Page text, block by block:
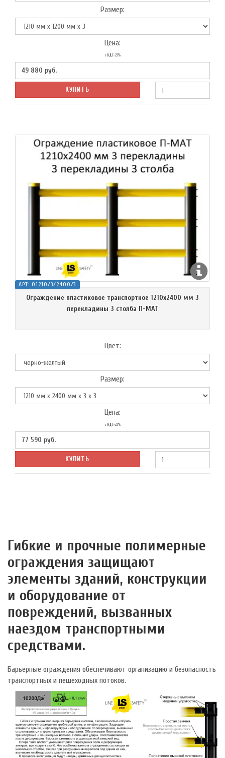
Размер:
Цена:
с НДС-22%
49 880 руб.
КУПИТЬ
АРТ: O1210/3/2400/3
Ограждение пластиковое транспортное 1210х2400 мм 3
перекладины 3 столба П-МАТ
Цвет:
Размер:
Цена:
с НДС-22%
77 590 руб.
КУПИТЬ
Гибкие и прочные полимерные
ограждения защищают
элементы зданий, конструкции
и оборудование от
повреждений, вызванных
наездом транспортными
средствами.
Барьерные ограждения обеспечивают организацию и безопасность
транспортных и пешеходных потоков.